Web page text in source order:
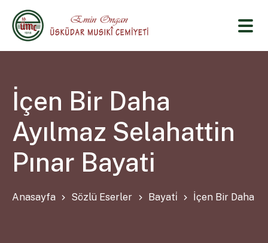
İçen Bir Daha
Ayılmaz Selahattin
Pınar Bayati
Anasayfa Sözlü Eserler Bayati̇ İçen Bir Daha